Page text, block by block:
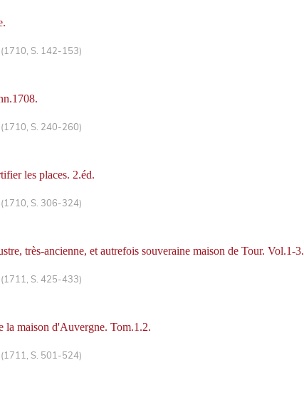
S. 142-153)
S. 240-260)
les places. 2.éd.
S. 306-324)
très-ancienne, et autrefois souveraine maison de Tour. Vol.1-3.
S. 425-433)
la maison d'Auvergne. Tom.1.2.
S. 501-524)